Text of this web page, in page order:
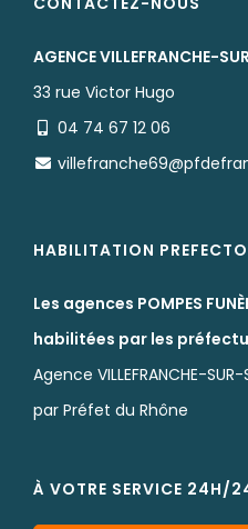
AGENCE VILLEFRANCHE-
33 rue Victor Hugo
04 74 67 12 06
HABILITATION
Les agences POMPES
habilitées par les
Agence VILLEFRANCHE-
par Préfet du Rhône
À VOTRE SERVICE 24H/